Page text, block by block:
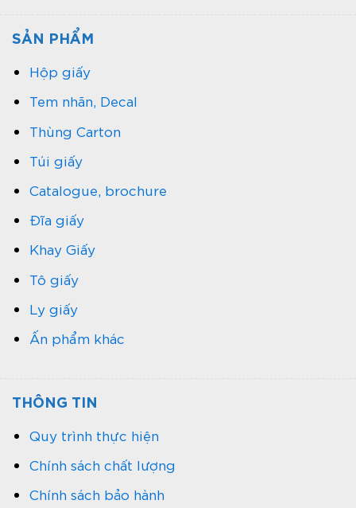
SẢN PHẨM
Hộp giấy
Tem nhãn, Decal
Thùng Carton
Túi giấy
Catalogue, brochure
Đĩa giấy
Khay Giấy
Tô giấy
Ly giấy
Ấn phẩm khác
THÔNG TIN
Quy trình thực hiện
Chính sách chất lượng
Chính sách bảo hành